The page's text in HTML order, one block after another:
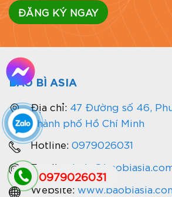
BAO BÌ ASIA
Địa chỉ: 47 Đường số 46,
Thành phố Hồ Chí Minh
Hotline: 0979026031
Email:
Website:
0979026031